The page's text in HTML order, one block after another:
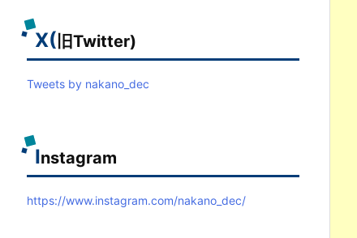
ブ
X( 旧Twitter)
Tweets by nakano_dec
Instagram
https://www.instagram.com/nakano_dec/